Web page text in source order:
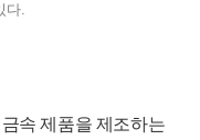
다.
속 제품을 제조하는